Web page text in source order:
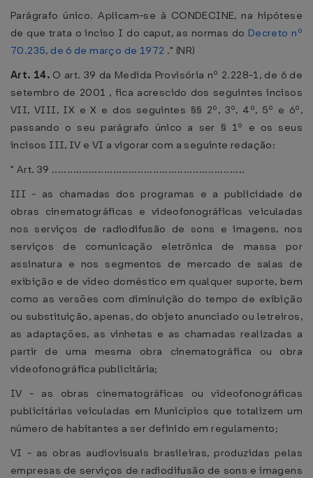
Parágrafo único. Aplicam-se à CONDECINE, na hipótese
de que trata o inciso I do caput, as normas do Decreto nº
70.235, de 6 de março de 1972 ." (NR)
Art. 14. O art. 39 da Medida Provisória nº 2.228-1, de 6 de
setembro de 2001 , fica acrescido dos seguintes incisos
VII, VIII, IX e X e dos seguintes §§ 2º, 3º, 4º, 5º e 6º,
passando o seu parágrafo único a ser § 1º e os seus
incisos III, IV e VI a vigorar com a seguinte redação:
" Art. 39 ...............................................................
III - as chamadas dos programas e a publicidade de
obras cinematográficas e videofonográficas veiculadas
nos serviços de radiodifusão de sons e imagens, nos
serviços de comunicação eletrônica de massa por
assinatura e nos segmentos de mercado de salas de
exibição e de vídeo doméstico em qualquer suporte, bem
como as versões com diminuição do tempo de exibição
ou substituição, apenas, do objeto anunciado ou letreiros,
as adaptações, as vinhetas e as chamadas realizadas a
partir de uma mesma obra cinematográfica ou obra
videofonográfica publicitária;
IV - as obras cinematográficas ou videofonográficas
publicitárias veiculadas em Municípios que totalizem um
número de habitantes a ser definido em regulamento;
VI - as obras audiovisuais brasileiras, produzidas pelas
empresas de serviços de radiodifusão de sons e imagens